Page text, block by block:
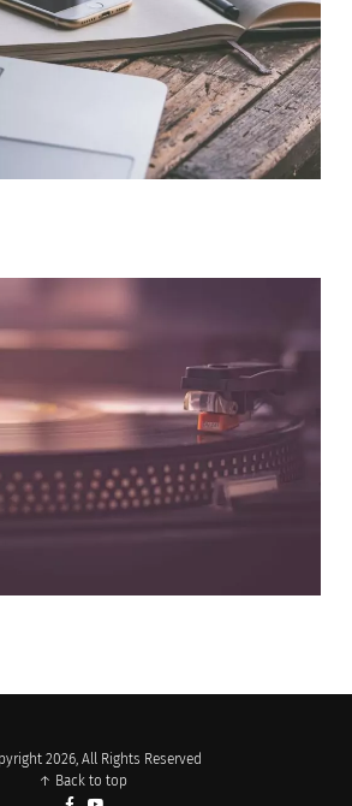
2026, All Rights Reserved
↑ Back to top